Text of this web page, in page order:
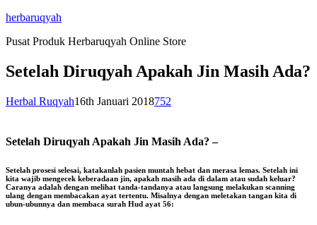
herbaruqyah
Pusat Produk Herbaruqyah Online Store
Setelah Diruqyah Apakah Jin Masih Ada?
Herbal Ruqyah16th Januari 2018752
Setelah Diruqyah Apakah Jin Masih Ada? –
Setelah prosesi selesai, katakanlah pasien muntah hebat dan merasa lemas. Setelah ini
kita wajib mengecek keberadaan jin, apakah masih ada di dalam atau sudah keluar?
Caranya adalah dengan melihat tanda-tandanya atau langsung melakukan scanning
ulang dengan membacakan ayat tertentu. Misalnya dengan meletakan tangan kita di
ubun-ubunnya dan membaca surah Hud ayat 56: